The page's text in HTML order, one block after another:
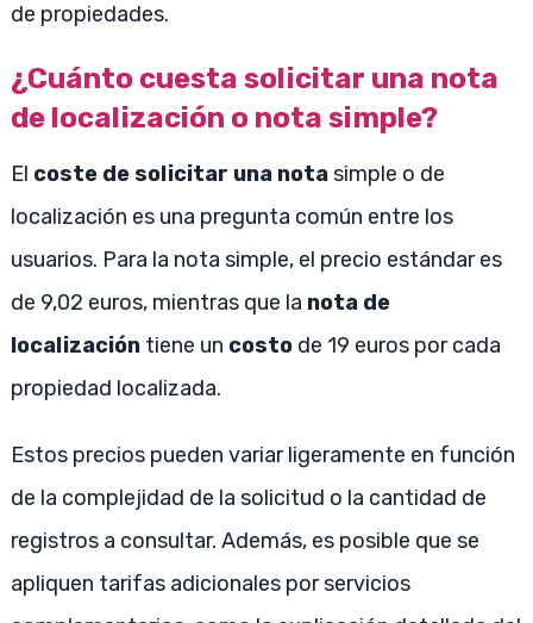
de propiedades.
¿Cuánto cuesta solicitar una nota
de localización o nota simple?
El coste de solicitar una notasimple o de
localización es una pregunta común entre los
usuarios. Para la nota simple, el precio estándar es
de 9,02 euros, mientras que la nota de
localizacióntiene un costode 19 euros por cada
propiedad localizada.
Estos precios pueden variar ligeramente en función
de la complejidad de la solicitud o la cantidad de
registros a consultar. Además, es posible que se
apliquen tarifas adicionales por servicios